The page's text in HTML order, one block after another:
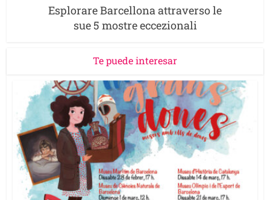
Esplorare Barcellona attraverso le
sue 5 mostre eccezionali
Te puede interesar